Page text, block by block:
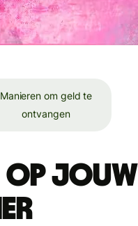
Manieren om geld te
ontvangen
op jouw